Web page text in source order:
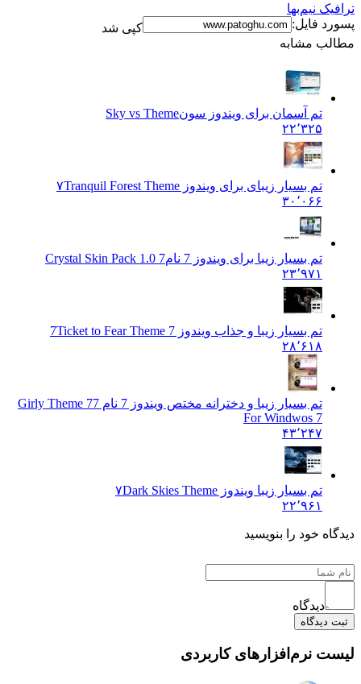
نیم‌بها
فایل:
کپی شد
مشابه
تم آسمان برای ویندوز سون Sky vs Theme
۲۲٬۳۲۵
تم بسیار زیبای برای ویندوز ۷Tranquil Forest Theme
۳۰٬۰۶۶
تم بسیار زیبا برای ویندوز 7 نام
7 Crystal Skin Pack 1.0
۲۳٬۹۷۱
تم بسیار زیبا و جذاب ویندوز 7Ticket to Fear Theme 7
۲۸٬۶۱۸
تم بسیار زیبا و دخترانه مختص ویندوز 7 نام 7
7 Girly Theme
For Windwos 7
۴۳٬۲۴۷
تم بسیار زیبا ویندوز ۷Dark Skies Theme
۲۲٬۹۶۱
خود را بنویسید
دیدگاه
نرم‌افزارهای کاربردی